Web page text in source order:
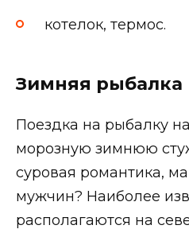
котелок, термос.
Зимняя рыбалка
Поездка на рыбалку
морозную зимнюю
суровая романтика,
мужчин? Наиболее
располагаются на